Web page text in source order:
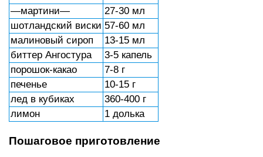
—мартини—
27-30 мл
шотландский виски 57-60 мл
малиновый сироп
13-15 мл
биттер Ангостура
3-5 капель
порошок-какао
7-8 г
печенье
10-15 г
лед в кубиках
360-400 г
лимон
1 долька
Пошаговое приготовление